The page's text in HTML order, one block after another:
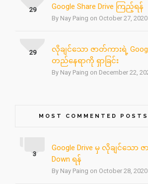
Google Share Drive ကြည့်ရန်
By Nay Paing on October 27, 2020
29
လိုချင်သော ဇာတ်ကားရဲ့
တည်နေရာကို ရှာခြင်း
By Nay Paing on December 22,
29
MOST COMMENTED
Google Drive မှ လိုချင်သော ဇ
Down ရန်
By Nay Paing on October 28, 2020
3